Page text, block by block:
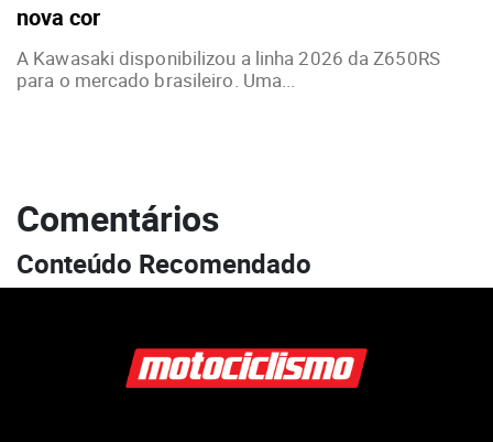
nova cor
A Kawasaki disponibilizou a linha 2026 da Z650RS
para o mercado brasileiro. Uma...
Comentários
Conteúdo Recomendado